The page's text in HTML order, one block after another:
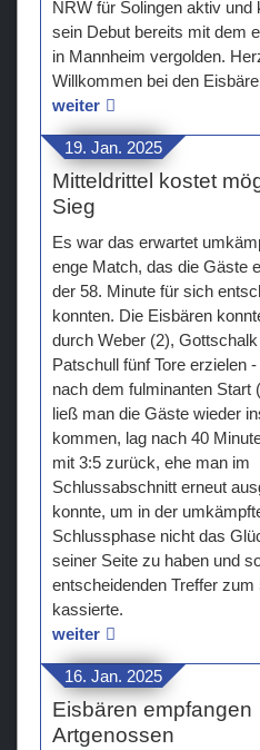
NRW für Solingen aktiv und
sein Debut bereits mit dem
in Mannheim vergolden.
Willkommen bei den
weiter
19. Jan. 2025
Mitteldrittel kostet
Sieg
Es war das erwartet
enge Match, das die Gäste
der 58. Minute für sich
konnten. Die Eisbären
durch Weber (2), Gottschalk
Patschull fünf Tore erzielen
nach dem fulminanten Start
ließ man die Gäste wieder
kommen, lag nach 40
mit 3:5 zurück, ehe man im
Schlussabschnitt erneut
konnte, um in der
Schlussphase nicht das
seiner Seite zu haben und
entscheidenden Treffer zum
kassierte.
weiter
16. Jan. 2025
Eisbären empfangen
Artgenossen